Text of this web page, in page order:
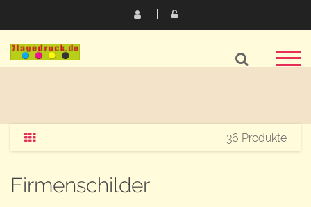
36 Produkte
Firmenschilder